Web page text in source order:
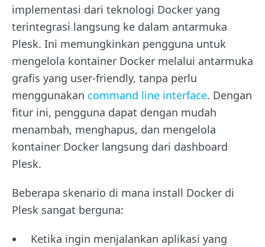
implementasi dari teknologi Docker yang
terintegrasi langsung ke dalam antarmuka
Plesk. Ini memungkinkan pengguna untuk
mengelola kontainer Docker melalui antarmuka
grafis yang user-friendly, tanpa perlu
menggunakan command line interface. Dengan
fitur ini, pengguna dapat dengan mudah
menambah, menghapus, dan mengelola
kontainer Docker langsung dari dashboard
Plesk.
Beberapa skenario di mana install Docker di
Plesk sangat berguna:
Ketika ingin menjalankan aplikasi yang